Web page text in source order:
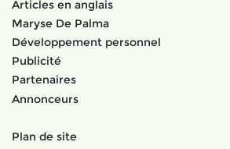
Articles en anglais
Maryse De Palma
Développement personnel
Publicité
Partenaires
Annonceurs
Plan de site